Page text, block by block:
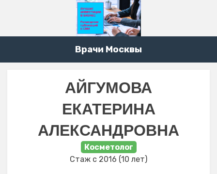
Врачи Москвы
АЙГУМОВА
ЕКАТЕРИНА
АЛЕКСАНДРОВНА
Косметолог
Стаж с 2016 (10 лет)